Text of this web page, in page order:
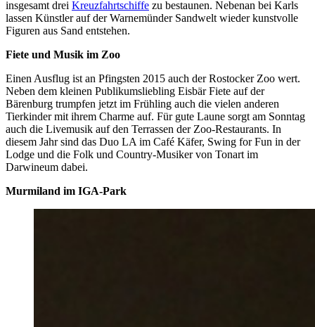
insgesamt drei Kreuzfahrtschiffe zu bestaunen. Nebenan bei Karls
lassen Künstler auf der Warnemünder Sandwelt wieder kunstvolle
Figuren aus Sand entstehen.
Fiete und Musik im Zoo
Einen Ausflug ist an Pfingsten 2015 auch der Rostocker Zoo wert.
Neben dem kleinen Publikumsliebling Eisbär Fiete auf der
Bärenburg trumpfen jetzt im Frühling auch die vielen anderen
Tierkinder mit ihrem Charme auf. Für gute Laune sorgt am Sonntag
auch die Livemusik auf den Terrassen der Zoo-Restaurants. In
diesem Jahr sind das Duo LA im Café Käfer, Swing for Fun in der
Lodge und die Folk und Country-Musiker von Tonart im
Darwineum dabei.
Murmiland im IGA-Park